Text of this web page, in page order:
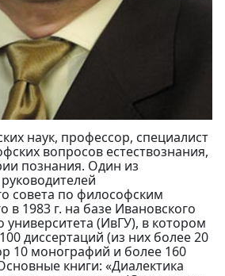
наук, профессор, специалист
вопросов естествознания,
познания. Один из
совета по философским
в 1983 г. на базе Ивановского
университета (ИвГУ), в котором
диссертаций (из них более 20
10 монографий и более 160
книги: «Диалектика